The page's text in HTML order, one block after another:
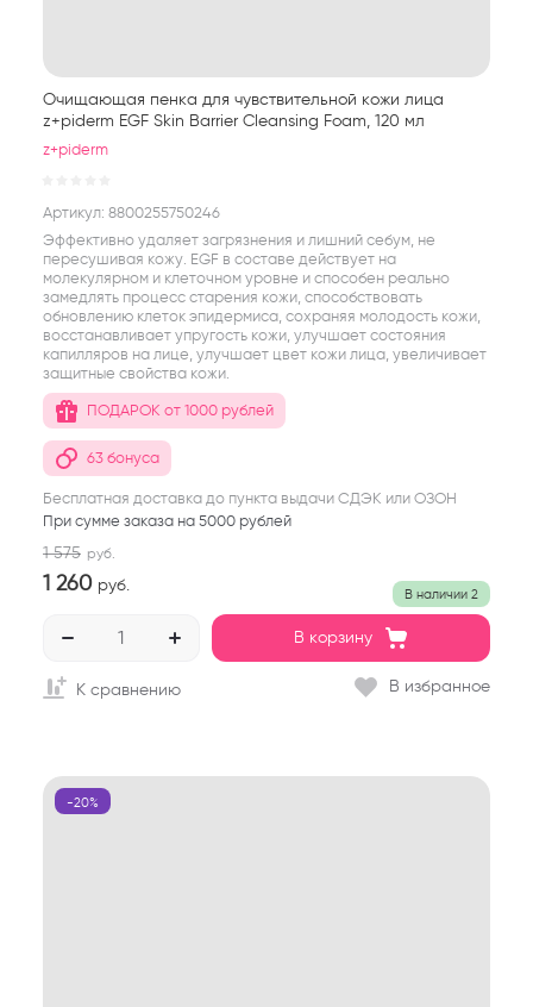
Очищающая пенка для чувствительной кожи лица
z+piderm EGF Skin Barrier Cleansing Foam, 120 мл
z+piderm
Артикул: 8800255750246
Эффективно удаляет загрязнения и лишний себум, не
пересушивая кожу. EGF в составе действует на
молекулярном и клеточном уровне и способен реально
замедлять процесс старения кожи, способствовать
обновлению клеток эпидермиса, сохраняя молодость кожи,
восстанавливает упругость кожи, улучшает состояния
капилляров на лице, улучшает цвет кожи лица, увеличивает
защитные свойства кожи.
ПОДАРОК от 1000 рублей
63 бонуса
Бесплатная доставка до пункта выдачи СДЭК или ОЗОН
При сумме заказа на 5000 рублей
В наличии 2
1 575 руб.
1 260 руб.
В корзину
К сравнению В избранное
-20%